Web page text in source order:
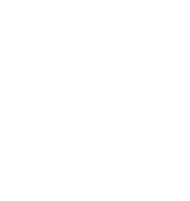
os!